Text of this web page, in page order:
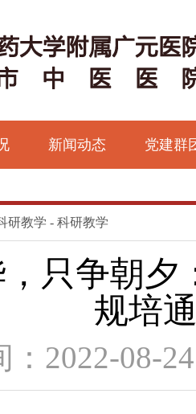
新闻动态 党建群
研教学 - 科研教学
只争朝夕
规培
：2022-08-